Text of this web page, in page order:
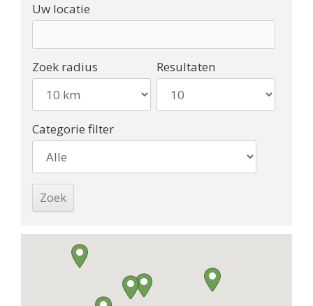
Uw locatie
Zoek radius Resultaten
Categorie filter